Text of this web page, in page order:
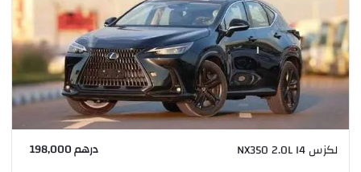
لكزس NX350 2.0L I4 درهم 198,000